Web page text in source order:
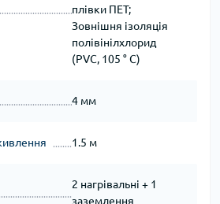
плівки ПЕТ;
Зовнішня ізоляція
полівінілхлорид
(PVC, 105 ° C)
4 мм
1.5 м
2 нагрівальні + 1
заземлення